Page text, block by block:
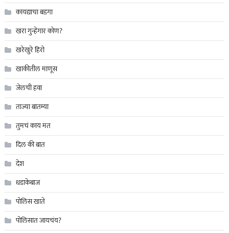
कायद्याचा बडगा
खरा गुन्हेगार कोण?
खरेखुरे हिरो
खाकीतील माणूस
जेलची हवा
ताज्या बातम्या
तुमचं काय मत
दिल की बात
देश
धडाकेबाज
पोलिस खाते
पोलिसात जायचंय?